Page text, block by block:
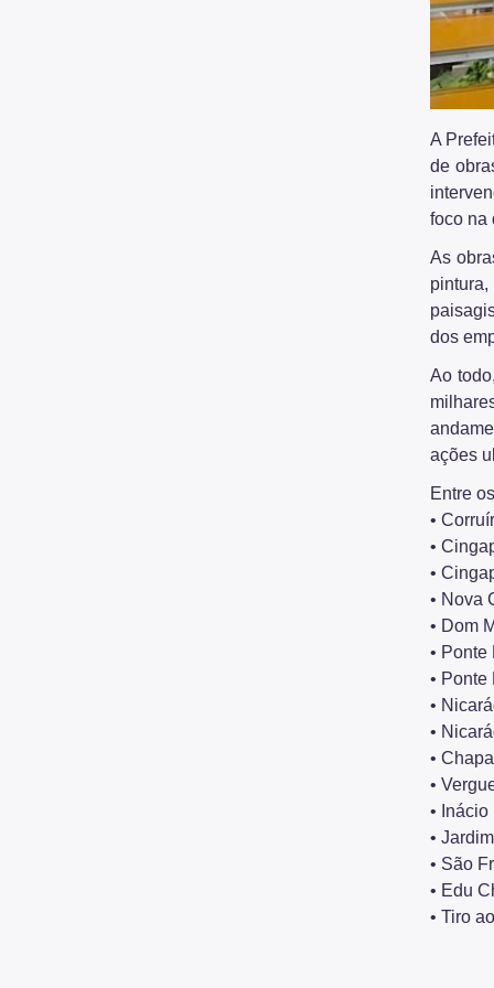
A
de
foco na
As
dos
Ao
ações
Entre
•
•
•
• Nova
• Dom
• Ponte
•
•
•
•
•
•
•
• São
• Edu
• Tiro